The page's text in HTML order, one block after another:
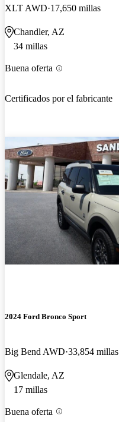
XLT AWD 17,650 millas
Chandler, AZ
34 millas
Buena oferta
Certificados por el fabricante
2024 Ford Bronco Sport
Big Bend AWD 33,854 millas
Glendale, AZ
17 millas
Buena oferta